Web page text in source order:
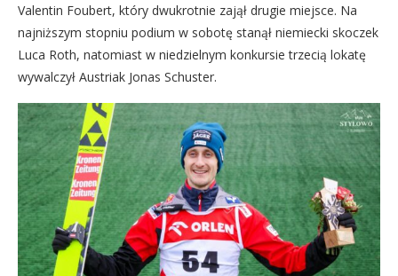
Valentin Foubert, który dwukrotnie zajął drugie miejsce. Na
najniższym stopniu podium w sobotę stanął niemiecki skoczek
Luca Roth, natomiast w niedzielnym konkursie trzecią lokatę
wywalczył Austriak Jonas Schuster.